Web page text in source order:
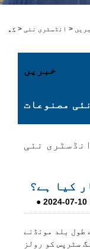
گھر > > انڈسٹری نئی
خبریں
نئی مصنوعات
انڈسٹری نئی
کیا ہے؟
● 2024-07-10
طول بلد مونڈنے
سٹرپس کو رولز